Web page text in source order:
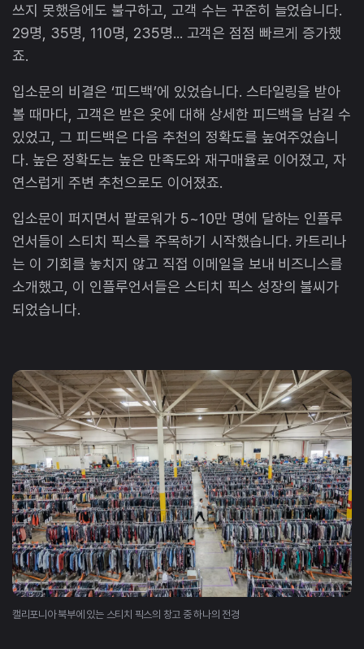
쓰지 못했음에도 불구하고, 고객 수는 꾸준히 늘었습니다.
29명, 35명, 110명, 235명... 고객은 점점 빠르게 증가했
죠.
입소문의 비결은 ‘피드백’에 있었습니다. 스타일링을 받아
볼 때마다, 고객은 받은 옷에 대해 상세한 피드백을 남길 수
있었고, 그 피드백은 다음 추천의 정확도를 높여주었습니
다. 높은 정확도는 높은 만족도와 재구매율로 이어졌고, 자
연스럽게 주변 추천으로도 이어졌죠.
입소문이 퍼지면서 팔로워가 5~10만 명에 달하는 인플루
언서들이 스티치 픽스를 주목하기 시작했습니다. 카트리나
는 이 기회를 놓치지 않고 직접 이메일을 보내 비즈니스를
소개했고, 이 인플루언서들은 스티치 픽스 성장의 불씨가
되었습니다.
캘리포니아 북부에 있는 스티치 픽스의 창고 중 하나의 전경